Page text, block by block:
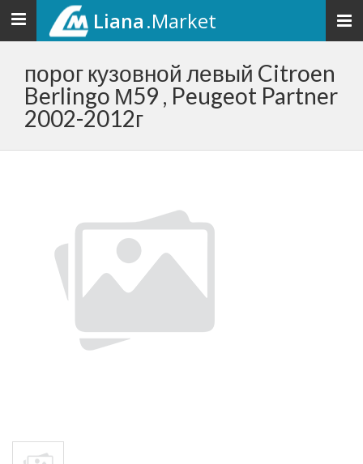
Toggle
navigation
Liana.Market
порог кузовной левый Citroen
Berlingo М59 , Peugeot Partner
2002-2012г